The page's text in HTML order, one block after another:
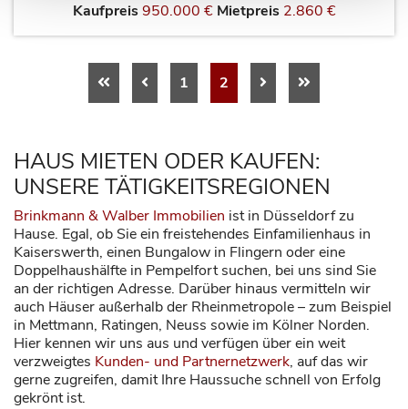
Kaufpreis 950.000 € Mietpreis 2.860 €
1 2
HAUS MIETEN ODER KAUFEN:
UNSERE TÄTIGKEITSREGIONEN
Brinkmann & Walber Immobilien ist in Düsseldorf zu
Hause. Egal, ob Sie ein freistehendes Einfamilienhaus in
Kaiserswerth, einen Bungalow in Flingern oder eine
Doppelhaushälfte in Pempelfort suchen, bei uns sind Sie
an der richtigen Adresse. Darüber hinaus vermitteln wir
auch Häuser außerhalb der Rheinmetropole – zum Beispiel
in Mettmann, Ratingen, Neuss sowie im Kölner Norden.
Hier kennen wir uns aus und verfügen über ein weit
verzweigtes Kunden- und Partnernetzwerk, auf das wir
gerne zugreifen, damit Ihre Haussuche schnell von Erfolg
gekrönt ist.